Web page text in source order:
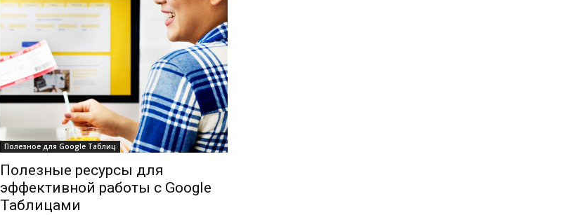
Полезное для Google Таблиц
Полезные ресурсы для
эффективной работы с Google
Таблицами